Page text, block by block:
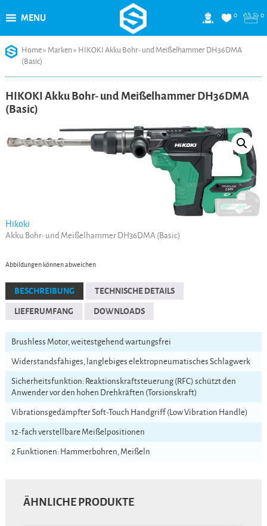
content
0 0
MENU
Home» Marken» HIKOKI Akku Bohr- und Meißelhammer DH36DMA
(Basic)
HIKOKI Akku Bohr- und Meißelhammer DH36DMA
(Basic)
Hikoki
Akku Bohr- und Meißelhammer DH36DMA (Basic)
Abbildungen können abweichen
BESCHREIBUNG TECHNISCHE DETAILS
LIEFERUMFANG DOWNLOADS
Brushless Motor, weitestgehend wartungsfrei
Widerstandsfähiges, langlebiges elektropneumatisches Schlagwerk
Sicherheitsfunktion: Reaktionskraftsteuerung (RFC) schützt den
Anwender vor den hohen Drehkräften (Torsionskraft)
Vibrationsgedämpfter Soft-Touch Handgriff (Low Vibration Handle)
12-fach verstellbare Meißelpositionen
2 Funktionen: Hammerbohren, Meißeln
ÄHNLICHE PRODUKTE